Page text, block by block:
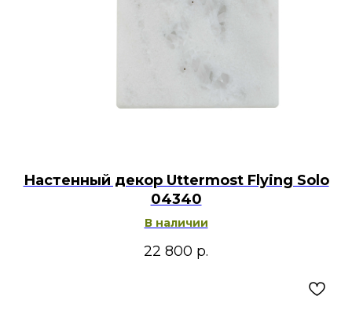
Настенный декор Uttermost Flying Solo
04340
В наличии
22 800 р.